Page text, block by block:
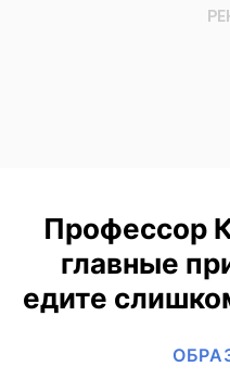
Профессор
главные
едите